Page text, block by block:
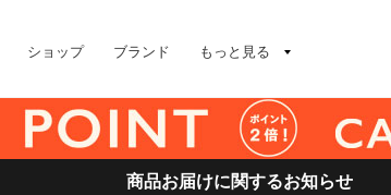
ショップ ブランド もっと見る
商品お届けに関するお知らせ